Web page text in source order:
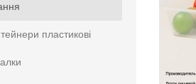
пластикові